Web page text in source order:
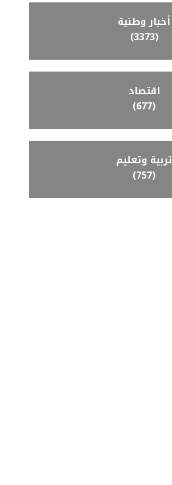
أخبار وطنية
(3373)
اقتصاد
(677)
تربية وتعليم
(757)